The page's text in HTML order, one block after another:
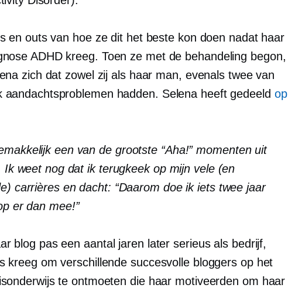
en outs van hoe ze dit het beste kon doen nadat haar
ADHD kreeg. Toen ze met de behandeling begon,
zich dat zowel zij als haar man, evenals twee van
aandachtsproblemen hadden. Selena heeft gedeeld op
een van de grootste “Aha!” momenten uit
Ik weet nog dat ik terugkeek op mijn vele (en
carrières en dacht: “Daarom doe ik iets twee jaar
er dan mee!”
blog pas een aantal jaren later serieus als bedrijf,
kreeg om verschillende succesvolle bloggers op het
te ontmoeten die haar motiveerden om haar